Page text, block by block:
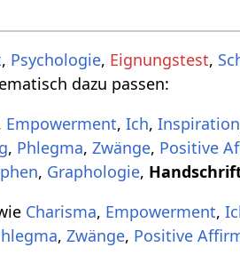
, Psychologie, Eignungstest,
dazu passen:
Empowerment,Ich,Inspiration
, Phlegma,Zwänge, Positive
, Graphologie,
Charisma, Empowerment,
,Zwänge, Positive